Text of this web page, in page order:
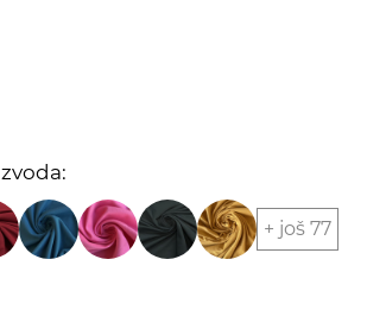
+ još 77